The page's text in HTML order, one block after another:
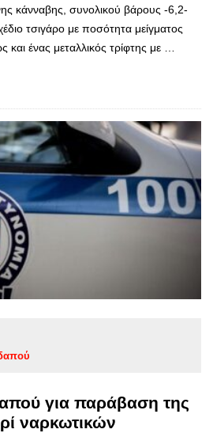
κάνναβης, συνολικού βάρους -6,2-
τσιγάρο με ποσότητα μείγματος
ένας μεταλλικός τρίφτης με …
για παράβαση της
ναρκωτικών